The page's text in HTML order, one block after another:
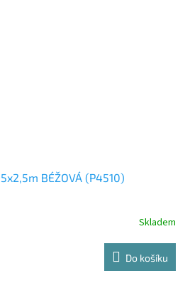
BÉŽOVÁ (P4510)
Skladem
Do košíku